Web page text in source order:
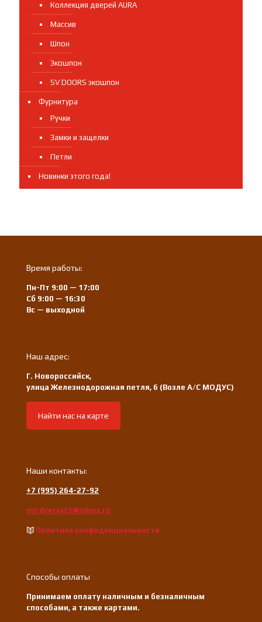
Коллекция дверей AURA
Массив
Шпон
Экошпон
SV DOORS экошпон
Фурнитура
Ручки
Замки и защелки
Петли
Новинки этого года!
Время работы:
Пн-Пт 9:00 — 17:00
Сб 9:00 — 16:30
Вс — выходной
Наш адрес:
Г. Новороссийск,
улица Железнодорожная петля, 6 (Возле А/С МОДУС)
Найти нас на карте
Наши контакты:
+7 (995) 264-27-92
mirdverei23@inbox.ru
Политика конфиденциальности
Способы оплаты
Принимаем оплату наличным и безналичным
способами, а также картами.